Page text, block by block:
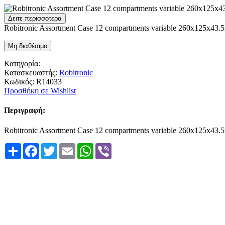
Δειτε περισσοτερα
Robitronic Assortment Case 12 compartments variable
Μη διαθέσιμο
Κατηγορία:
Κατασκευαστής: Robitronic
Κωδικός: R14033
Προσθήκη σε Wishlist
Περιγραφή:
Robitronic Assortment Case 12 compartments variable
Share Facebook
TwitterEmail WhatsApp